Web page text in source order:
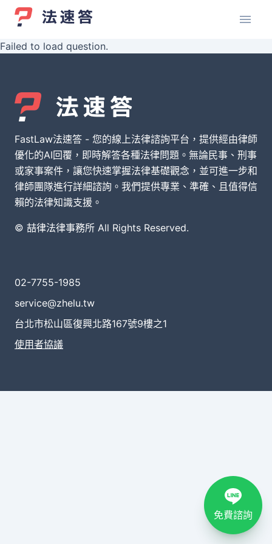
Failed to load question.
FastLaw法速答 - 您的線上法律諮詢平台，提供經由律師
優化的AI回覆，即時解答各種法律問題。無論民事、刑事
或家事案件，讓您快速掌握法律基礎觀念，並可進一步和
律師團隊進行詳細諮詢。我們提供專業、準確、且值得信
賴的法律知識支援。
© 喆律法律事務所 All Rights Reserved.
02-7755-1985
service@zhelu.tw
台北市松山區復興北路167號9樓之1
使用者協議
免費諮詢